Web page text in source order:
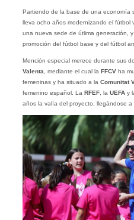
Partiendo de la base de una economía
lleva ocho años modernizando el
una nueva sede de útlima generación,
promoción del fútbol base y del fútbol
Mención especial merece durante sus
Valenta, mediante el cual la FFCVha
femeninas y ha situado a laComunitat
femenino español. La RFEF, la UEFAy
años la valía del proyecto, llegándose a